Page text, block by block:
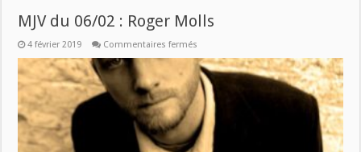
MJV du 06/02 : Roger Molls
4 février 2019 Commentaires fermés
du
06/02
:
Roger
Molls